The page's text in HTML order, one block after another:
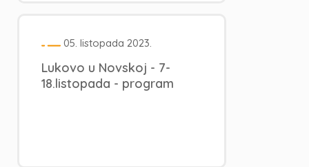
05. listopada 2023.
Lukovo u Novskoj - 7-
18.listopada - program